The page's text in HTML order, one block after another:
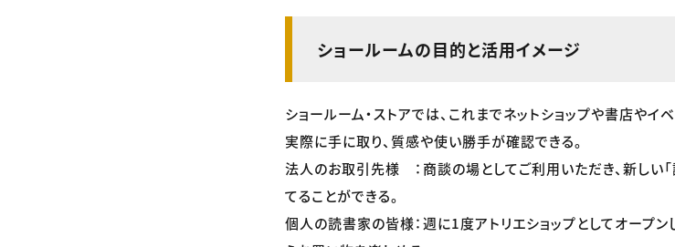
ショールームの目的と活用イメージ
ショールーム・ストアでは、これまでネットショップや書店やイ
実際に手に取り、質感や使い勝手が確認できる。
法人のお取引先様 ：商談の場としてご利用いただき、新しい
てることができる。
個人の読書家の皆様：週に1度アトリエショップとしてオープン